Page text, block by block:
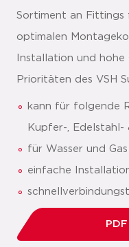
Sortiment an Fittings
optimalen
Installation und
Prioritäten des VSH
kann für folgende
Kupfer-, Edelstahl-
für Wasser und Gas
einfache